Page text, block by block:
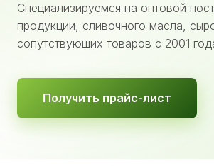
Специализируемся на оптовой
продукции, сливочного масла,
сопутствующих товаров с 2001
Получить прайс-лист